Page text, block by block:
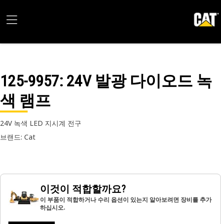
125-9957: 24V 발광 다이오드 녹
색 램프
24V 녹색 LED 지시계 전구
브랜드: Cat
이것이 적합할까요?
이 부품이 적합하거나 수리 옵션이 있는지 알아보려면 장비를 추가
하십시오.